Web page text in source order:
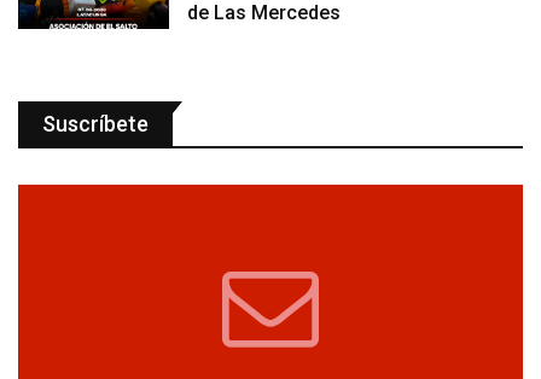
de Las Mercedes
Suscríbete